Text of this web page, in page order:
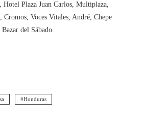
Hotel Plaza Juan Carlos, Multiplaza,
Voces Vitales, André, Chepe
del Sábado.
Honduras